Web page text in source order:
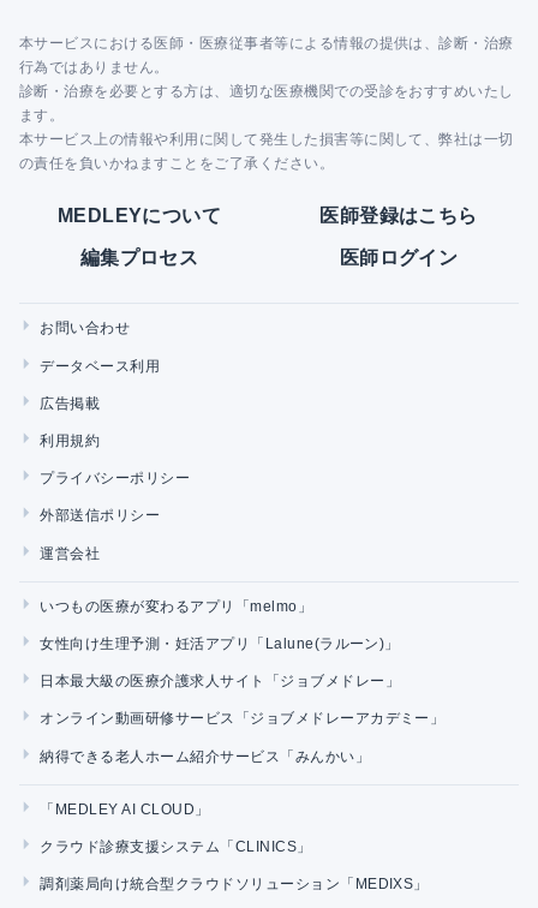
本サービスにおける医師・医療従事者等による情報の提供は、診断・治療
行為ではありません。
診断・治療を必要とする方は、適切な医療機関での受診をおすすめいたし
ます。
本サービス上の情報や利用に関して発生した損害等に関して、弊社は一切
の責任を負いかねますことをご了承ください。
MEDLEYについて 医師登録はこちら
編集プロセス 医師ログイン
お問い合わせ
データベース利用
広告掲載
利用規約
プライバシーポリシー
外部送信ポリシー
運営会社
いつもの医療が変わるアプリ「melmo」
女性向け生理予測・妊活アプリ「Lalune(ラルーン)」
日本最大級の医療介護求人サイト「ジョブメドレー」
オンライン動画研修サービス「ジョブメドレーアカデミー」
納得できる老人ホーム紹介サービス「みんかい」
「MEDLEY AI CLOUD」
クラウド診療支援システム「CLINICS」
調剤薬局向け統合型クラウドソリューション「MEDIXS」